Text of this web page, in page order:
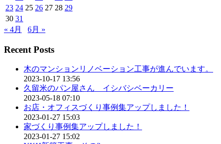
23 24 25 26 27 28 29
30 31
« 4月
6月 »
Recent Posts
木のマンションリノベーション工事が進んでいます。
2023-10-17 13:56
久留米のパン屋さん イシバシベーカリー
2023-05-18 07:10
お店・オフィスづくり事例集アップしました！
2023-01-27 15:03
家づくり事例集アップしました！
2023-01-27 15:02